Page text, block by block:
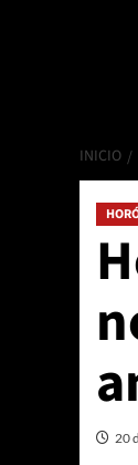
INICIO
20